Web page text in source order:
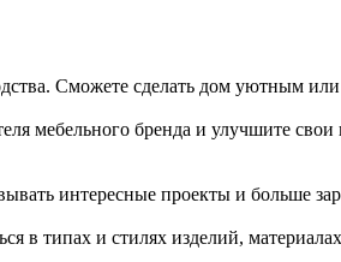
Сможете сделать дом уютным или
бренда и улучшите свои
интересные проекты и больше
в типах и стилях изделий,